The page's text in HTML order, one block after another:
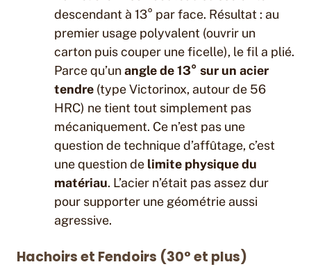
descendant à 13° par face. Résultat : au
premier usage polyvalent (ouvrir un
carton puis couper une ficelle), le fil a plié.
Parce qu’unangle de 13° sur un acier
tendre (type Victorinox, autour de 56
HRC) ne tient tout simplement pas
mécaniquement. Ce n’est pas une
question de technique d’affûtage, c’est
une question de limite physique du
matériau. L’acier n’était pas assez dur
pour supporter une géométrie aussi
agressive.
Hachoirs et Fendoirs (30° et plus)